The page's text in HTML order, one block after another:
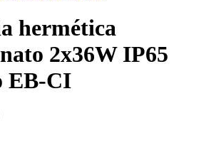
hermética
2x36W IP65
EB-CI